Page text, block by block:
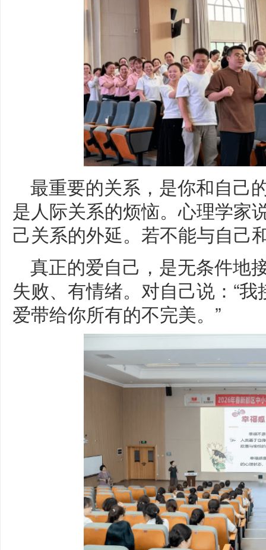
最重要的关系，是你和自己
是人际关系的烦恼。心理学家
己关系的外延。若不能与自己
真正的爱自己，是无条件地
失败、有情绪。对自己说：“
爱带给你所有的不完美。”